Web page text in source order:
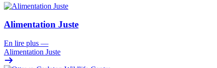
Alimentation Juste
En lire plus —
Alimentation Juste